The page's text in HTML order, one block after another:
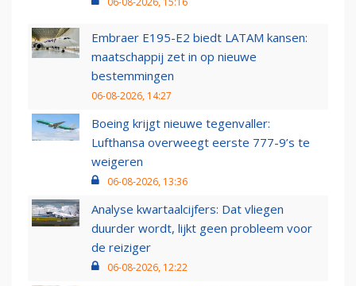
Embraer E195-E2 biedt LATAM kansen:
maatschappij zet in op nieuwe
bestemmingen
06-08-2026, 14:27
Boeing krijgt nieuwe tegenvaller:
Lufthansa overweegt eerste 777-9’s te
weigeren
06-08-2026, 13:36
Analyse kwartaalcijfers: Dat vliegen
duurder wordt, lijkt geen probleem voor
de reiziger
06-08-2026, 12:22